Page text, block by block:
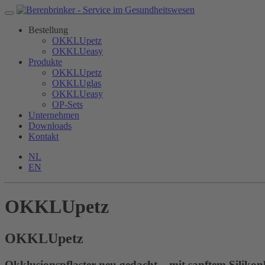
Bestellung
OKKLUpetz
OKKLUeasy
Produkte
OKKLUpetz
OKKLUglas
OKKLUeasy
OP-Sets
Unternehmen
Downloads
Kontakt
NL
EN
OKKLUpetz
OKKLUpetz